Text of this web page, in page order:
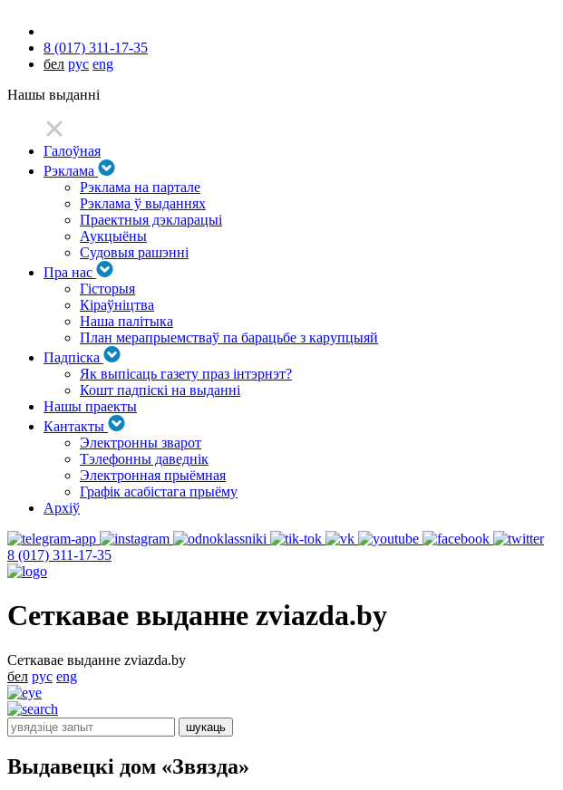
8 (017) 311-17-35
бел рус eng
Нашы выданні
Галоўная
Рэклама
Рэклама на партале
Рэклама ў выданнях
Праектныя дэкларацыі
Аукцыёны
Судовыя рашэнні
Пра нас
Гісторыя
Кіраўніцтва
Наша палітыка
План мерапрыемстваў па барацьбе з карупцыяй
Падпіска
Як выпісаць газету праз інтэрнэт?
Кошт падпіскі на выданні
Нашы праекты
Кантакты
Электронны зварот
Тэлефонны даведнік
Электронная прыёмная
Графік асабістага прыёму
Архіў
8 (017) 311-17-35
Сеткавае выданне zviazda.by
Сеткавае выданне zviazda.by
бел рус eng
Выдавецкі дом «Звязда»